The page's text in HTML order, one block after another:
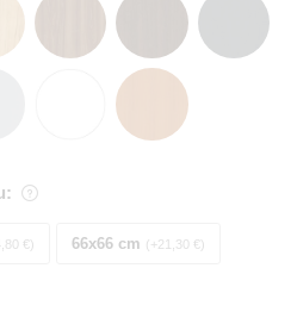
+4,80 € 66x66 cm +21,30 €